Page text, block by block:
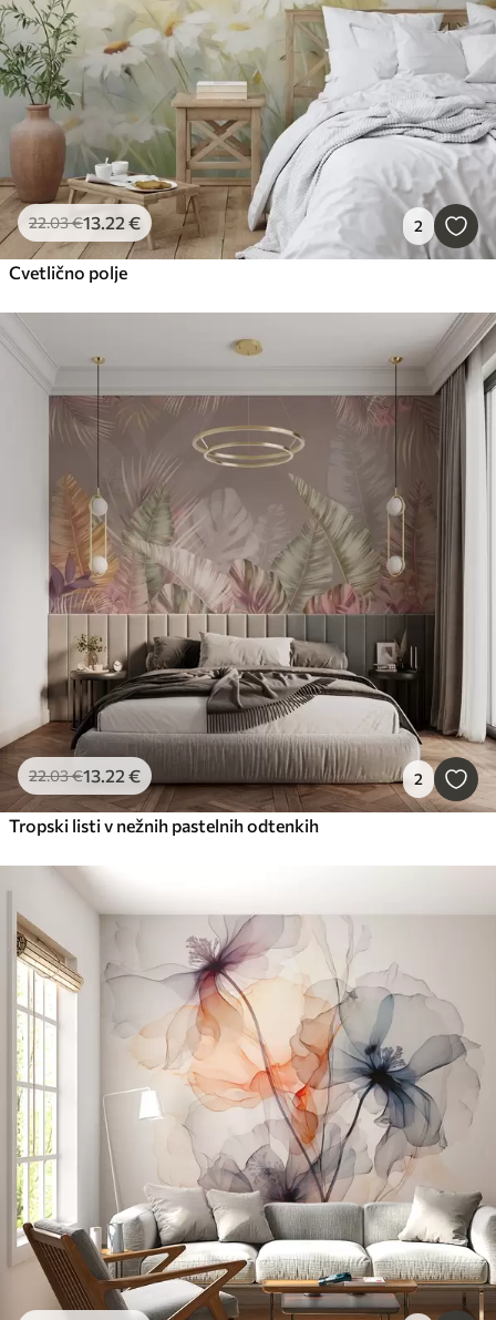
22.03€13.22 € 2
Cvetlično polje
22.03€13.22 € 2
Tropski listi v nežnih pastelnih odtenkih